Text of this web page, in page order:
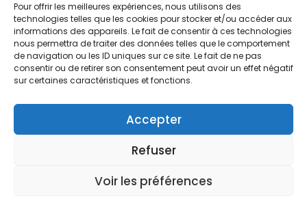
Pour offrir les meilleures expériences, nous utilisons des
technologies telles que les cookies pour stocker et/ou accéder aux
informations des appareils. Le fait de consentir à ces technologies
nous permettra de traiter des données telles que le comportement
de navigation ou les ID uniques sur ce site. Le fait de ne pas
consentir ou de retirer son consentement peut avoir un effet négatif
sur certaines caractéristiques et fonctions.
Accepter
Refuser
Voir les préférences
© 2024. Free Devis Factures
Conditions générales de vente
Conditions générales d’utilisation
Mentions légales
À propos de Free Devis Factures